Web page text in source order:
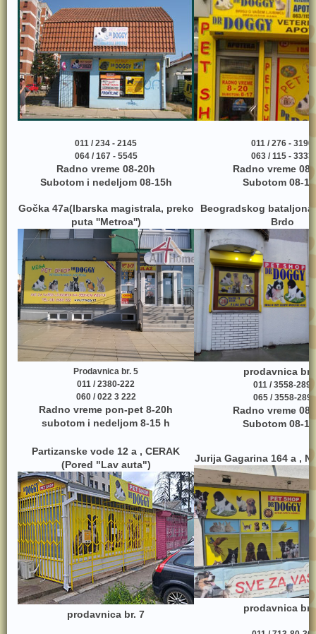
011 / 234 - 2145
064 / 167 - 5545
Radno vreme 08-20h
Subotom i nedeljom 08-15h
011 / 276 - 3190
063 / 115 - 3333
Radno vreme
Subotom 08-
Gočka 47a(Ibarska magistrala, preko
puta ''Metroa'')
Prodavnica br. 5
011 / 2380-222
060 / 022 3 222
Radno vreme pon-pet 8-20h
subotom i nedeljom 8-15 h
Beogradskog bataljona
Brdo
prodavnica br.
011 / 3558-289
065 / 3558-289
Radno vreme
Subotom 08-
Partizanske vode 12 a , CERAK
(Pored "Lav auta")
prodavnica br. 7
Jurija Gagarina 164 a ,
prodavnica br.